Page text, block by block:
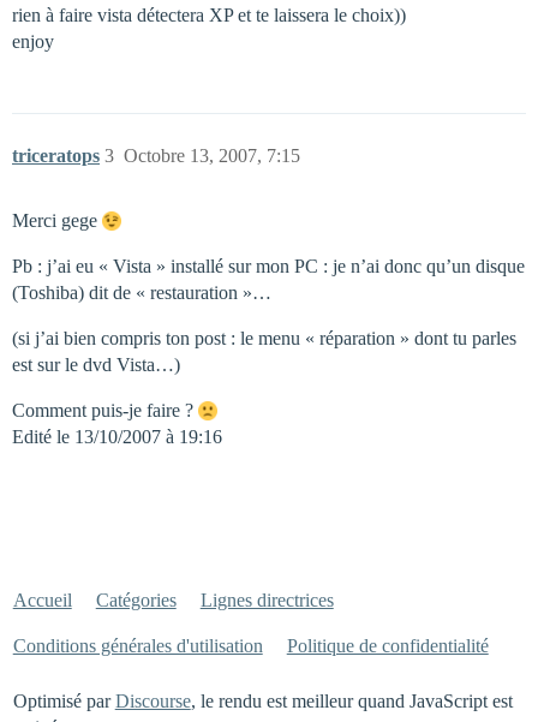
rien à faire vista détectera XP et te laissera le choix))
enjoy
triceratops Octobre 13, 2007, 7:15
3
Merci gege
Pb : j’ai eu « Vista » installé sur mon PC : je n’ai donc qu’un disque
(Toshiba) dit de « restauration »…
(si j’ai bien compris ton post : le menu « réparation » dont tu parles
est sur le dvd Vista…)
Comment puis-je faire ?
Edité le 13/10/2007 à 19:16
Accueil Catégories Lignes directrices
Conditions générales d'utilisation Politique de confidentialité
Optimisé parDiscourse, le rendu est meilleur quand JavaScript est